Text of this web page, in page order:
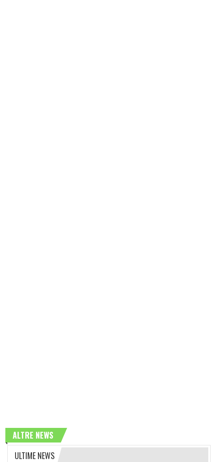
ALTRE NEWS
ULTIME NEWS